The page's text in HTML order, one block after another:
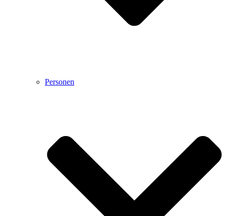
Personen